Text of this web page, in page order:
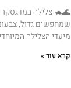
🌊🐢 צלילה במדגסקר
מיעדי הצלילה
קרא עוד »